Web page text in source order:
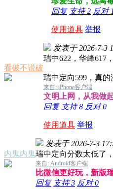
回复 支持2 反对 1
使用道具 举报
看破不说破
发表于 2026-7-3
瑞中622，华峰617
瑞中定向599，真
来自: iPhone客户端
文明上网，从我
回复 支持8 反对0
使用道具 举报
内鬼内鬼
发表于 2026-7-3
瑞中定向分数太低了
来自: Android客户端
比微信更好玩，新版
回复 支持3 反对0